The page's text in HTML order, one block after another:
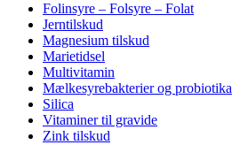
Folinsyre – Folsyre – Folat
Jerntilskud
Magnesium tilskud
Marietidsel
Multivitamin
Mælkesyrebakterier og probiotika
Silica
Vitaminer til gravide
Zink tilskud